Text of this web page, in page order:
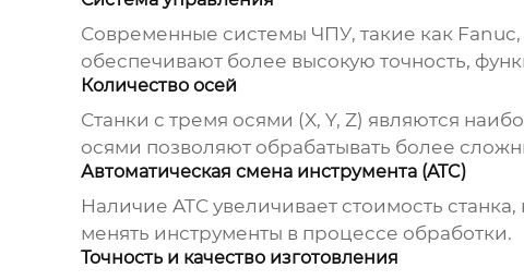
Современные системы ЧПУ, такие как
обеспечивают более высокую точность,
Количество осей
Станки с тремя осями (X, Y, Z) являются
осями позволяют обрабатывать более
Автоматическая смена инструмента (ATC)
Наличие ATC увеличивает стоимость
менять инструменты в процессе обработки.
Точность и качество изготовления